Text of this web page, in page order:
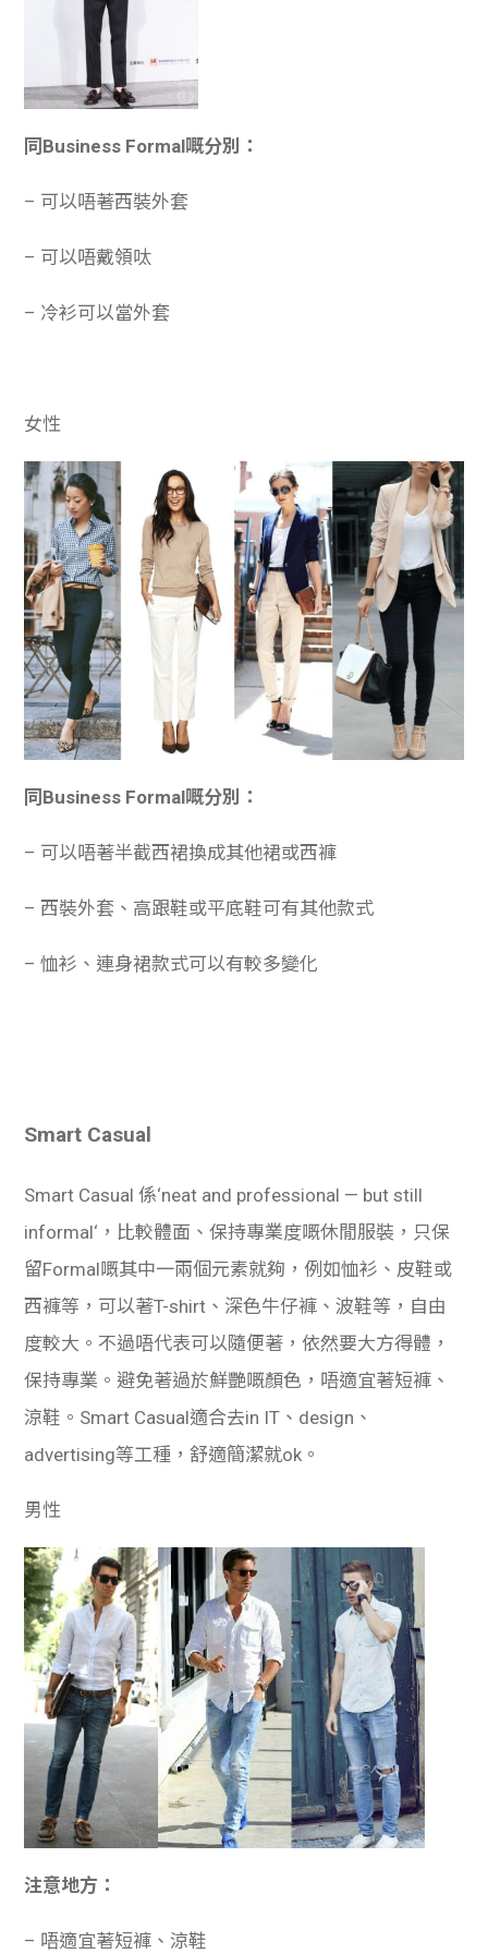
同Business Formal嘅分別：
– 可以唔著西裝外套
– 可以唔戴領呔
– 冷衫可以當外套
女性
同Business Formal嘅分別：
– 可以唔著半截西裙換成其他裙或西褲
– 西裝外套、高跟鞋或平底鞋可有其他款式
– 恤衫、連身裙款式可以有較多變化
Smart Casual
Smart Casual 係‘neat and professional — but still
informal‘，比較體面、保持專業度嘅休閒服裝，只保
留Formal嘅其中一兩個元素就夠，例如恤衫、皮鞋或
西褲等，可以著T-shirt、深色牛仔褲、波鞋等，自由
度較大。不過唔代表可以隨便著，依然要大方得體，
保持專業。避免著過於鮮艷嘅顏色，唔適宜著短褲、
涼鞋。Smart Casual適合去in IT、design、
advertising等工種，舒適簡潔就ok。
男性
注意地方：
– 唔適宜著短褲、涼鞋